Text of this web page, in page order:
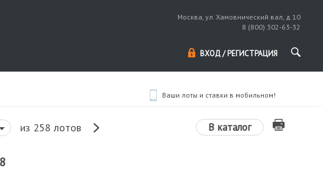
Москва, ул. Хамовнический вал, д.10
8 (800) 302-63-32
ВХОД / РЕГИСТРАЦИЯ
Ваши лоты и ставки в мобильном!
из 258 лотов В каталог